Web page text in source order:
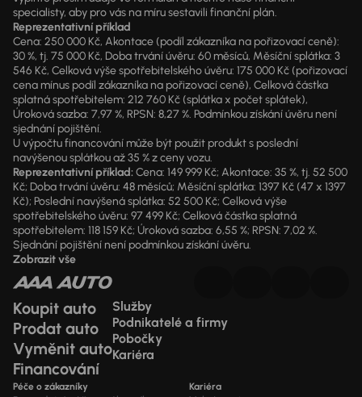
specialisty, aby pro vás na míru sestavili finanční plán.
Reprezentativní příklad
Cena: 250 000 Kč, Akontace (podíl zákazníka na pořizovací ceně):
30 %, tj. 75 000 Kč, Doba trvání úvěru: 60 měsíců, Měsíční splátka: 3
546 Kč, Celková výše spotřebitelského úvěru: 175 000 Kč (pořizovací
cena mínus podíl zákazníka na pořizovací ceně), Celková částka
splatná spotřebitelem: 212 760 Kč (splátka x počet splátek),
Úroková sazba: 7,97 %, RPSN: 8,27 %. Podmínkou získání úvěru není
sjednání pojištění.
U výpočtu financování může být použit produkt s poslední
navýšenou splátkou až 35 % z ceny vozu.
Reprezentativní příklad:Cena: 149 999 Kč; Akontace: 35 %, tj. 52 500
Kč; Doba trvání úvěru: 48 měsíců; Měsíční splátka: 1397 Kč (47 x 1397
Kč); Poslední navýšená splátka: 52 500 Kč; Celková výše
spotřebitelského úvěru: 97 499 Kč; Celková částka splatná
spotřebitelem: 118 159 Kč; Úroková sazba: 6,55 %; RPSN: 7,02 %.
Sjednání pojištění není podmínkou získání úvěru.
Zobrazit vše
Koupit auto
Prodat auto
Vyměnit auto
Financování
Služby
Podnikatelé a firmy
Pobočky
Kariéra
Péče o zákazníky Kariéra